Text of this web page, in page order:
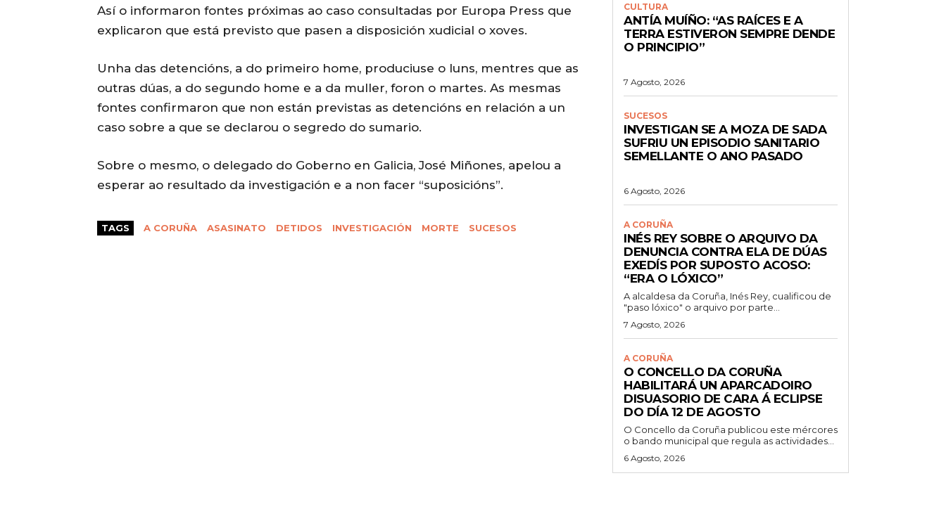
Así o informaron fontes próximas ao caso consultadas por Europa Press que
explicaron que está previsto que pasen a disposición xudicial o xoves.
Unha das detencións, a do primeiro home, produciuse o luns, mentres que as
outras dúas, a do segundo home e a da muller, foron o martes. As mesmas
fontes confirmaron que non están previstas as detencións en relación a un
caso sobre a que se declarou o segredo do sumario.
Sobre o mesmo, o delegado do Goberno en Galicia, José Miñones, apelou a
esperar ao resultado da investigación e a non facer “suposicións”.
TAGS A CORUÑA ASASINATO DETIDOS INVESTIGACIÓN MORTE SUCESOS
CULTURA
ANTÍA MUÍÑO: “AS RAÍCES E A
TERRA ESTIVERON SEMPRE DENDE
O PRINCIPIO”
7 Agosto, 2026
SUCESOS
INVESTIGAN SE A MOZA DE SADA
SUFRIU UN EPISODIO SANITARIO
SEMELLANTE O ANO PASADO
6 Agosto, 2026
A CORUÑA
INÉS REY SOBRE O ARQUIVO DA
DENUNCIA CONTRA ELA DE DÚAS
EXEDÍS POR SUPOSTO ACOSO:
“ERA O LÓXICO”
A alcaldesa da Coruña, Inés Rey, cualificou de
"paso lóxico" o arquivo por parte...
7 Agosto, 2026
A CORUÑA
O CONCELLO DA CORUÑA
HABILITARÁ UN APARCADOIRO
DISUASORIO DE CARA Á ECLIPSE
DO DÍA 12 DE AGOSTO
O Concello da Coruña publicou este mércores
o bando municipal que regula as actividades...
6 Agosto, 2026